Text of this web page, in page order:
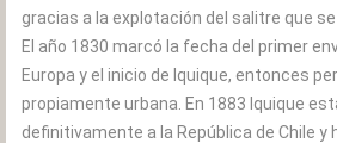
gracias a la explotación del salitre que
El año 1830 marcó la fecha del primer
Europa y el inicio de Iquique, entonces
propiamente urbana. En 1883 Iquique
definitivamente a la República de Chile y